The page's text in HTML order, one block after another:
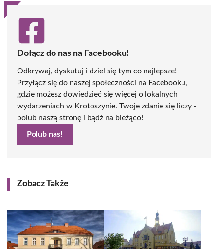
Dołącz do nas na Facebooku!
Odkrywaj, dyskutuj i dziel się tym co najlepsze!
Przyłącz się do naszej społeczności na Facebooku,
gdzie możesz dowiedzieć się więcej o lokalnych
wydarzeniach w Krotoszynie. Twoje zdanie się liczy -
polub naszą stronę i bądź na bieżąco!
Polub nas!
Zobacz Także